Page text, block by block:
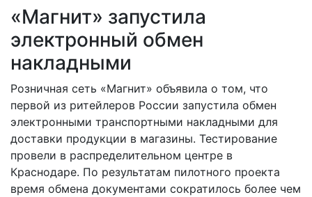
Новости
«Магнит» запустила
электронный обмен
накладными
31.01.2019
Розничная сеть «Магнит» объявила о том, что
первой из ритейлеров России запустила обмен
электронными транспортными накладными для
доставки продукции в магазины. Тестирование
провели в распределительном центре в
Краснодаре. По результатам пилотного проекта
время обмена документами сократилось более чем